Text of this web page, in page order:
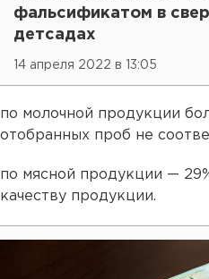
фальсификатом в
детсадах
14 апреля 2022 в 13:05
по молочной продукции
отобранных проб не
по мясной продукции —
качеству продукции.